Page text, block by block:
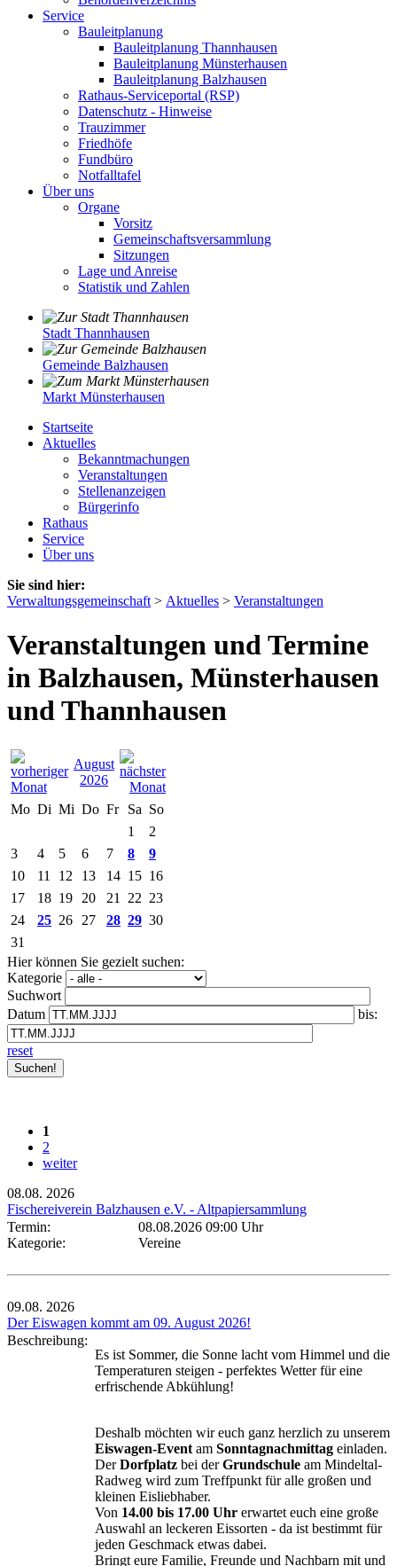
Service
Bauleitplanung
Bauleitplanung Thannhausen
Bauleitplanung Münsterhausen
Bauleitplanung Balzhausen
Rathaus-Serviceportal (RSP)
Datenschutz - Hinweise
Trauzimmer
Friedhöfe
Fundbüro
Notfalltafel
Über uns
Organe
Vorsitz
Gemeinschaftsversammlung
Sitzungen
Lage und Anreise
Statistik und Zahlen
Stadt Thannhausen
Gemeinde Balzhausen
Markt Münsterhausen
Startseite
Aktuelles
Bekanntmachungen
Veranstaltungen
Stellenanzeigen
Bürgerinfo
Rathaus
Service
Über uns
Sie sind hier:
Verwaltungsgemeinschaft > Aktuelles > Veranstaltungen
Veranstaltungen und Termine
in Balzhausen, Münsterhausen
und Thannhausen
August
2026
Mo Di Mi Do Fr Sa So
1
2
3
4 5 6 7 8
9
10
11 12 13 14 15 16
17
18 19 20 21 22 23
24
25 26 27 28 29 30
31
Hier können Sie gezielt suchen:
Kategorie
Suchwort
Datum
bis:
reset
1
2
weiter
08.08. 2026
Fischereiverein Balzhausen e.V. - Altpapiersammlung
Termin:
08.08.2026 09:00 Uhr
Kategorie:
Vereine
09.08. 2026
Der Eiswagen kommt am 09. August 2026!
Beschreibung:
Es ist Sommer, die Sonne lacht vom Himmel und die
Temperaturen steigen - perfektes Wetter für eine
erfrischende Abkühlung!
Deshalb möchten wir euch ganz herzlich zu unserem
Eiswagen-Event am Sonntagnachmittag einladen.
DerDorfplatz bei derGrundschule am Mindeltal-
Radweg wird zum Treffpunkt für alle großen und
kleinen Eisliebhaber.
Von 14.00 bis 17.00 Uhr erwartet euch eine große
Auswahl an leckeren Eissorten - da ist bestimmt für
jeden Geschmack etwas dabei.
Bringt eure Familie, Freunde und Nachbarn mit und